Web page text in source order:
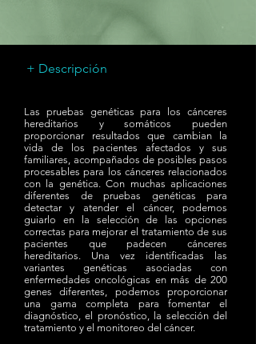
+ Descripción
Las pruebas genéticas para los cánceres
hereditarios y somáticos pueden
proporcionar resultados que cambian la
vida de los pacientes afectados y sus
familiares, acompañados de posibles pasos
procesables para los cánceres relacionados
con la genética. Con muchas aplicaciones
diferentes de pruebas genéticas para
detectar y atender el cáncer, podemos
guiarlo en la selección de las opciones
correctas para mejorar el tratamiento de sus
pacientes que padecen cánceres
hereditarios. Una vez identificadas las
variantes genéticas asociadas con
enfermedades oncológicas en más de 200
genes diferentes, podemos proporcionar
una gama completa para fomentar el
diagnóstico, el pronóstico, la selección del
tratamiento y el monitoreo del cáncer.